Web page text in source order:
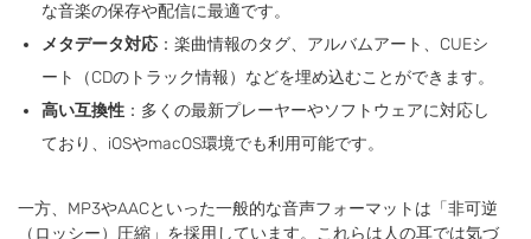
な音楽の保存や配信に最適です。
メタデータ対応 ：楽曲情報のタグ、アルバムアート、CUEシ
ート（CDのトラック情報）などを埋め込むことができます。
高い互換性 ：多くの最新プレーヤーやソフトウェアに対応し
ており、iOSやmacOS環境でも利用可能です。
一方、MP3やAACといった一般的な音声フォーマットは「非可逆
（ロッシー）圧縮」を採用しています。これらは人の耳では気づ